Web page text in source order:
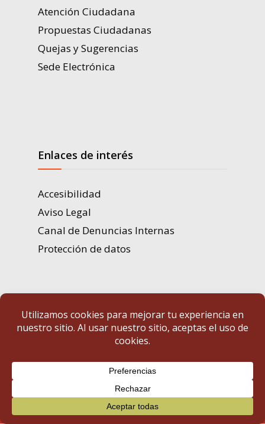
Atención Ciudadana
Propuestas Ciudadanas
Quejas y Sugerencias
Sede Electrónica
Enlaces de interés
Accesibilidad
Aviso Legal
Canal de Denuncias Internas
Protección de datos
Portal de Transparencia | Diputación de Badajoz